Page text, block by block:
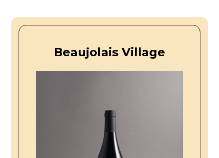
Beaujolais Village